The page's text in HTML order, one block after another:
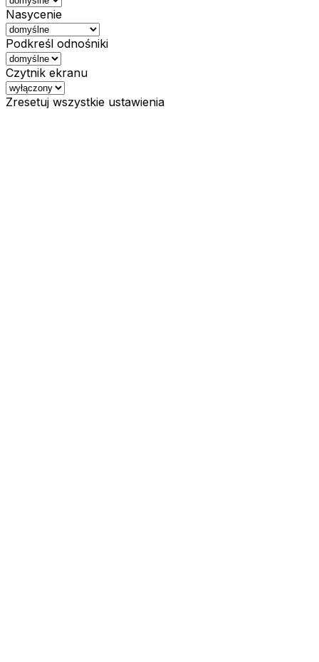
Nasycenie
Podkreśl odnośniki
Czytnik ekranu
Zresetuj wszystkie ustawienia